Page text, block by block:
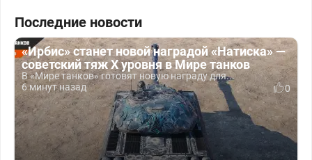
Последние новости
«Ирбис» станет новой наградой «Натиска» —
советский тяж X уровня в Мире танков
В «Мире танков» готовят новую награду для...
6 минут назад
0